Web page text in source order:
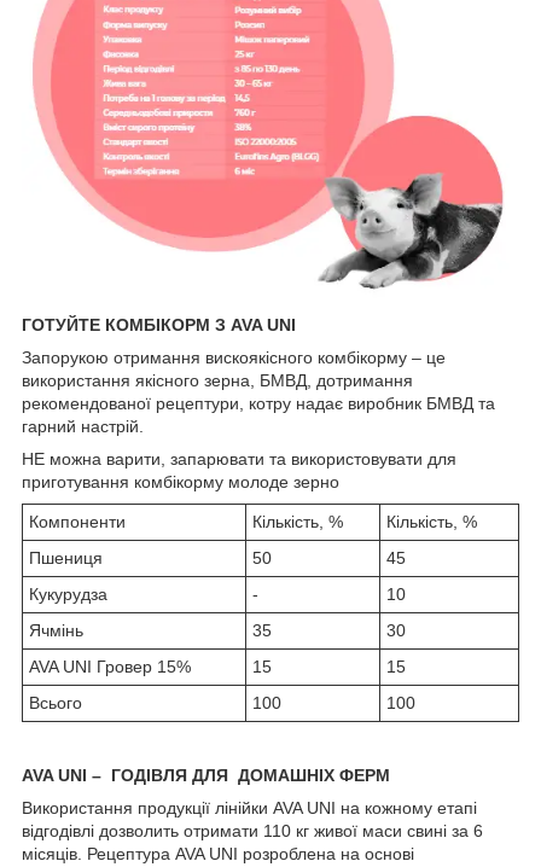
ГОТУЙТЕ КОМБІКОРМ З AVA UNI
Запорукою отримання вискоякісного комбікорму – це
використання якісного зерна, БМВД, дотримання
рекомендованої рецептури, котру надає виробник БМВД та
гарний настрій.
НЕ можна варити, запарювати та використовувати для
приготування комбікорму молоде зерно
Компоненти Кількість, %
Кількість, %
Пшениця
50
45
Кукурудза
-
10
Ячмінь
35
30
AVA UNI Гровер 15%
15
15
Всього
100 100
AVA UNI – ГОДІВЛЯ ДЛЯ ДОМАШНІХ ФЕРМ
Використання продукції лінійки AVA UNI на кожному етапі
відгодівлі дозволить отримати 110 кг живої маси свині за 6
місяців. Рецептура AVA UNI розроблена на основі